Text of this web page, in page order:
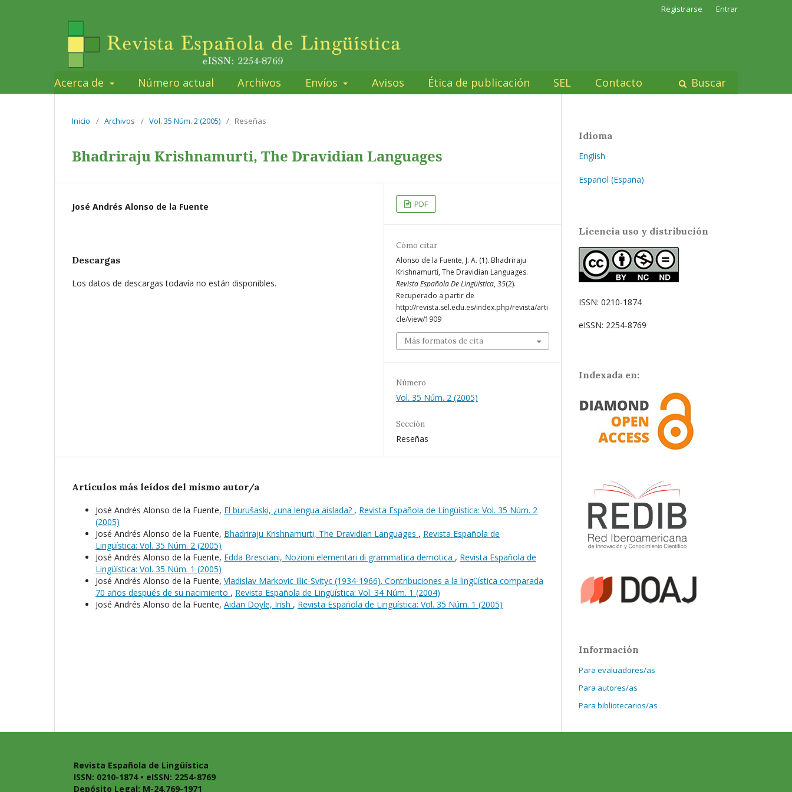
Acerca de Número actual Archivos Envíos Avisos Ética de publicación SEL Contacto Buscar
Registrarse Entrar
Inicio / Archivos / Vol. 35 Núm. 2 (2005) / Reseñas
Bhadriraju Krishnamurti, The Dravidian Languages
José Andrés Alonso de la Fuente
Descargas
Los datos de descargas todavía no están disponibles.
PDF
Cómo citar
Alonso de la Fuente, J. A. (1). Bhadriraju
Krishnamurti, The Dravidian Languages.
Revista Española De Lingüística, 35(2).
Recuperado a partir de
http://revista.sel.edu.es/index.php/revista/arti
cle/view/1909
Más formatos de cita
Número
Vol. 35 Núm. 2 (2005)
Sección
Reseñas
Artículos más leídos del mismo autor/a
José Andrés Alonso de la Fuente, El burušaski, ¿una lengua aislada? , Revista Española de Lingüística: Vol. 35 Núm. 2
(2005)
José Andrés Alonso de la Fuente, Bhadriraju Krishnamurti, The Dravidian Languages , Revista Española de
Lingüística: Vol. 35 Núm. 2 (2005)
José Andrés Alonso de la Fuente, Edda Bresciani, Nozioni elementari di grammatica demotica , Revista Española de
Lingüística: Vol. 35 Núm. 1 (2005)
José Andrés Alonso de la Fuente, Vladislav Markovic Illic-Svityc (1934-1966). Contribuciones a la lingüística comparada
70 años después de su nacimiento , Revista Española de Lingüística: Vol. 34 Núm. 1 (2004)
José Andrés Alonso de la Fuente, Aidan Doyle, Irish , Revista Española de Lingüística: Vol. 35 Núm. 1 (2005)
Idioma
English
Español (España)
Licencia uso y distribución
ISSN: 0210-1874
eISSN: 2254-8769
Indexada en:
Información
Para evaluadores/as
Para autores/as
Para bibliotecarios/as
Revista Española de Lingüística
ISSN: 0210-1874 • eISSN: 2254-8769
Depósito Legal: M-24.769-1971